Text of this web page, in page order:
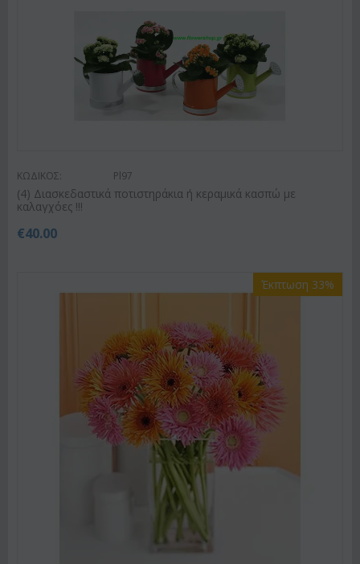
ΚΩΔΙΚΟΣ: Pl97
(4) Διασκεδαστικά ποτιστηράκια ή κεραμικά κασπώ με
καλαγχόες !!!
€40.00
Έκπτωση 33%